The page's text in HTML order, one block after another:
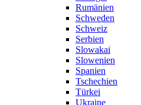
Rumänien
Schweden
Schweiz
Serbien
Slowakai
Slowenien
Spanien
Tschechien
Türkei
Ukraine